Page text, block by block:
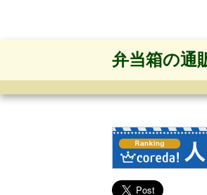
弁当箱の通